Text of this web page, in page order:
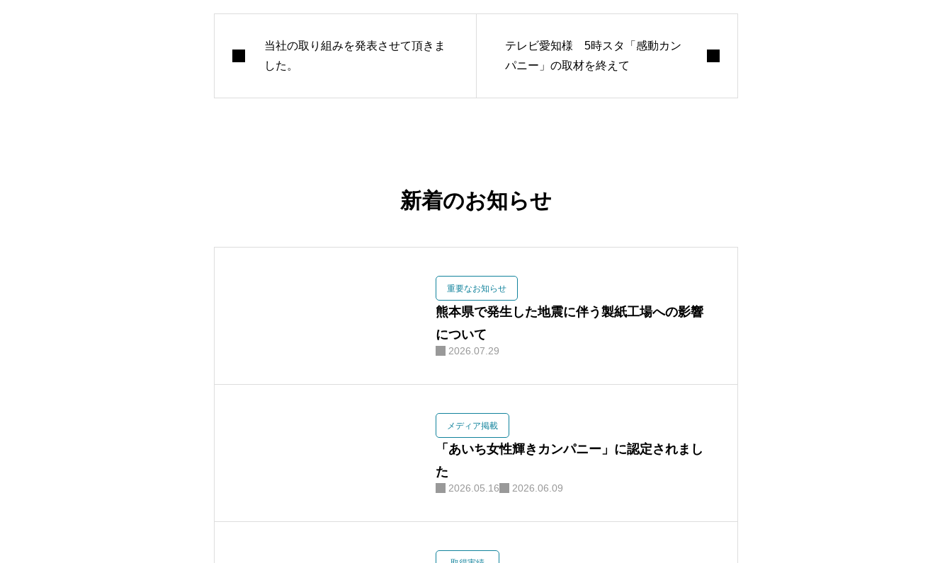
できること
お問合せ
個人情報保護方針
マイページ
当社の取り組みを発表させて頂きま
した。
テレビ愛知様 5時スタ「感動カン
パニー」の取材を終えて
新着のお知らせ
重要なお知らせ
熊本県で発生した地震に伴う製紙工場への影響
について
2026.07.29
メディア掲載
「あいち女性輝きカンパニー」に認定されまし
た
2026.05.16 2026.06.09